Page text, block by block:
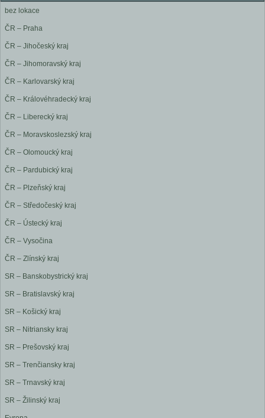
bez lokace
ČR – Praha
ČR – Jihočeský kraj
ČR – Jihomoravský kraj
ČR – Karlovarský kraj
ČR – Královéhradecký kraj
ČR – Liberecký kraj
ČR – Moravskoslezský kraj
ČR – Olomoucký kraj
ČR – Pardubický kraj
ČR – Plzeňský kraj
ČR – Středočeský kraj
ČR – Ústecký kraj
ČR – Vysočina
ČR – Zlínský kraj
SR – Banskobystrický kraj
SR – Bratislavský kraj
SR – Košický kraj
SR – Nitriansky kraj
SR – Prešovský kraj
SR – Trenčiansky kraj
SR – Trnavský kraj
SR – Žilinský kraj